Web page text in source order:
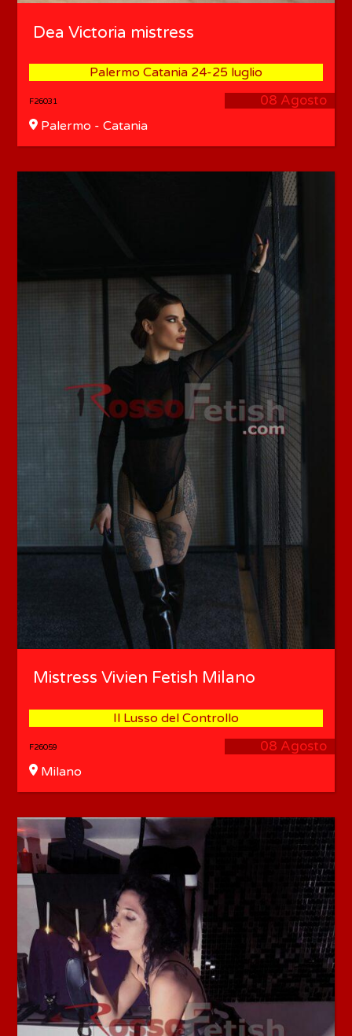
Dea Victoria mistress
Palermo Catania 24-25 luglio
08 Agosto
F26031
Palermo - Catania
Mistress Vivien Fetish Milano
Il Lusso del Controllo
08 Agosto
F26059
Milano